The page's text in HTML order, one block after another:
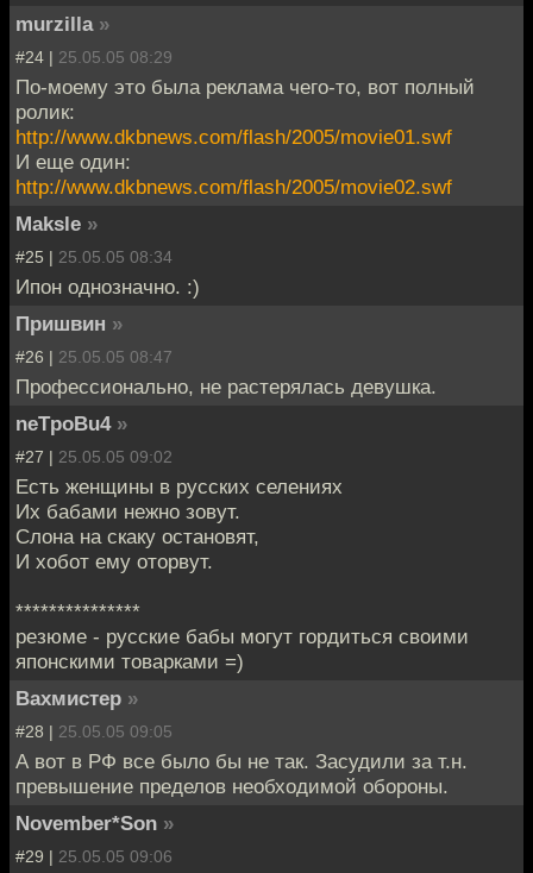
murzilla »
#24 | 25.05.05 08:29
По-моему это была реклама чего-то, вот полный
ролик:
http://www.dkbnews.com/flash/2005/movie01.swf
И еще один:
http://www.dkbnews.com/flash/2005/movie02.swf
Maksle »
#25 | 25.05.05 08:34
Ипон однозначно. :)
Пришвин »
#26 | 25.05.05 08:47
Профессионально, не растерялась девушка.
neTpoBu4 »
#27 | 25.05.05 09:02
Есть женщины в русских селениях
Их бабами нежно зовут.
Слона на скаку остановят,
И хобот ему оторвут.
***************
резюме - русские бабы могут гордиться своими
японскими товарками =)
Вахмистер »
#28 | 25.05.05 09:05
А вот в РФ все было бы не так. Засудили за т.н.
превышение пределов необходимой обороны.
November*Son »
#29 | 25.05.05 09:06